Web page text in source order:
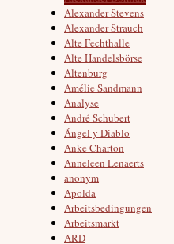
Alexander Stevens
Alexander Strauch
Alte Fechthalle
Alte Handelsbörse
Altenburg
Amélie Sandmann
Analyse
André Schubert
Ángel y Diablo
Anke Charton
Anneleen Lenaerts
anonym
Apolda
Arbeitsbedingungen
Arbeitsmarkt
ARD